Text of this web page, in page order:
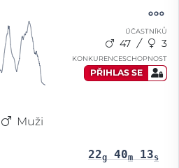
ÚČASTNÍKŮ
47 3
KONKURENCESCHOPNOST
PŘIHLAS SE
Muži
22g 40m 13s